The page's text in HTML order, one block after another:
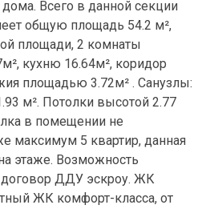
Всего в данной секции
общую площадь 54.2 м²,
площади, 2 комнаты
кухню 16.64м², коридор
площадью 3.72м² . Санузлы:
м². Потолки высотой 2.77
в помещении не
максимум 5 квартир, данная
этаже. Возможность
договор ДДУ эскроу. ЖК
ЖК комфорт-класса, от